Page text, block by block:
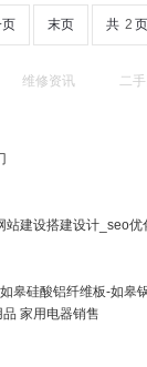
末页 共 2 页
维修资讯 二
站建设搭建设计_seo优
皋硅酸铝纤维板-如皋
家用电器销售